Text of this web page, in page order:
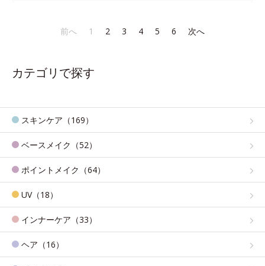
前へ 1 2 3 4 5 6 次へ
カテゴリで探す
スキンケア（169）
ベースメイク（52）
ポイントメイク（64）
UV（18）
インナーケア（33）
ヘア（16）